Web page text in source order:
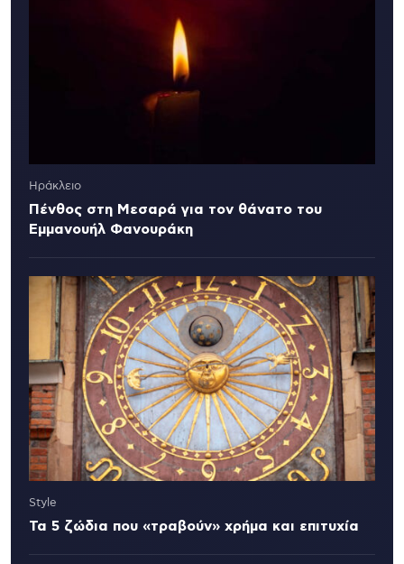
Ηράκλειο
Πένθος στη Μεσαρά για τον θάνατο του
Εμμανουήλ Φανουράκη
Style
Τα 5 ζώδια που «τραβούν» χρήμα και επιτυχία